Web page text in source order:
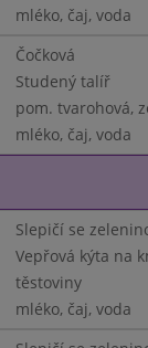
mléko, čaj, voda
Čočková
Studený talíř
pom. tvarohová,
mléko, čaj, voda
Slepičí se
Vepřová kýta na
těstoviny
mléko, čaj, voda